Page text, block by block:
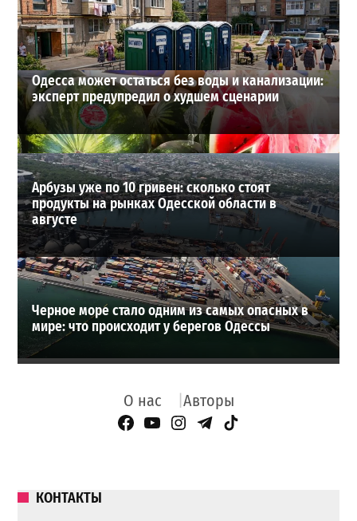
2026-07-27
ВИБОР РЕДАКЦИИ
Одесса может остаться без воды и канализации:
эксперт предупредил о худшем сценарии
Арбузы уже по 10 гривен: сколько стоят
продукты на рынках Одесской области в
августе
Черное море стало одним из самых опасных в
мире: что происходит у берегов Одессы
О нас Авторы
Facebook Page
YouTube
Instagram
Telegram
TikTok
КОНТАКТЫ